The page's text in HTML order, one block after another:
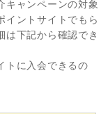
キャンペーンの対象
イントサイトでもら
は下記から確認でき
トに入会できるの